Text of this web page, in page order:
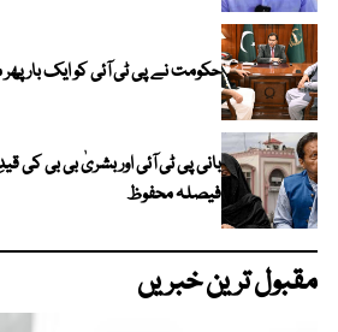
حکومت نے پی ٹی آئی کو ایک
بانی پی ٹی آئی اور بشریٰ بی بی کی
فیصلہ محفوظ
مقبول ترین خبریں